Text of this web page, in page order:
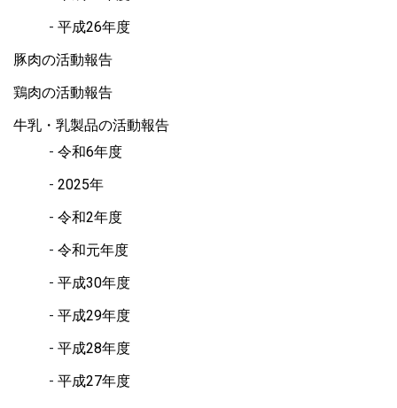
平成26年度
豚肉の活動報告
鶏肉の活動報告
牛乳・乳製品の活動報告
令和6年度
2025年
令和2年度
令和元年度
平成30年度
平成29年度
平成28年度
平成27年度